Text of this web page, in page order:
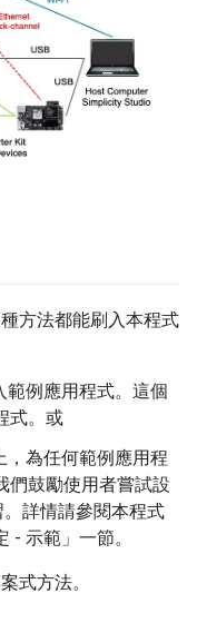
方法都能刷入本程式
範例應用程式。這個
式。或
，為任何範例應用程
們鼓勵使用者嘗試設
詳情請參閱本程式
- 示範」一節。
式方法。